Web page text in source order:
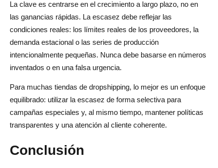
La clave es centrarse en el crecimiento a largo plazo, no en
las ganancias rápidas. La escasez debe reflejar las
condiciones reales: los límites reales de los proveedores, la
demanda estacional o las series de producción
intencionalmente pequeñas. Nunca debe basarse en números
inventados o en una falsa urgencia.
Para muchas tiendas de dropshipping, lo mejor es un enfoque
equilibrado: utilizar la escasez de forma selectiva para
campañas especiales y, al mismo tiempo, mantener políticas
transparentes y una atención al cliente coherente.
Conclusión